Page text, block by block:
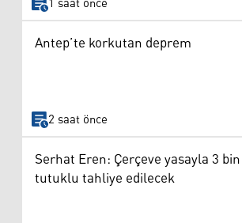
Antep’te korkutan deprem
2 saat önce
Serhat Eren: Çerçeve yasayla 3
tutuklu tahliye edilecek